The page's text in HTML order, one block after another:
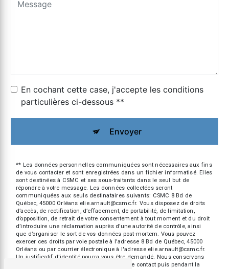
En cochant cette case, j'accepte les conditions
particulières ci-dessous **
Envoyer
** Les données personnelles communiquées sont nécessaires aux fins
de vous contacter et sont enregistrées dans un fichier informatisé. Elles
sont destinées à CSMC et ses sous-traitants dans le seul but de
répondre à votre message. Les données collectées seront
communiquées aux seuls destinataires suivants: CSMC 8 Bd de
Québec, 45000 Orléans elie.arnault@csmc.fr. Vous disposez de droits
d’accès, de rectification, d’effacement, de portabilité, de limitation,
d’opposition, de retrait de votre consentement à tout moment et du droit
d’introduire une réclamation auprès d’une autorité de contrôle, ainsi
que d’organiser le sort de vos données post-mortem. Vous pouvez
exercer ces droits par voie postale à l'adresse 8 Bd de Québec, 45000
Orléans ou par courrier électronique à l'adresse elie.arnault@csmc.fr.
Un justificatif d'identité pourra vous être demandé. Nous conservons
vos données pendant la période de prise de contact puis pendant la